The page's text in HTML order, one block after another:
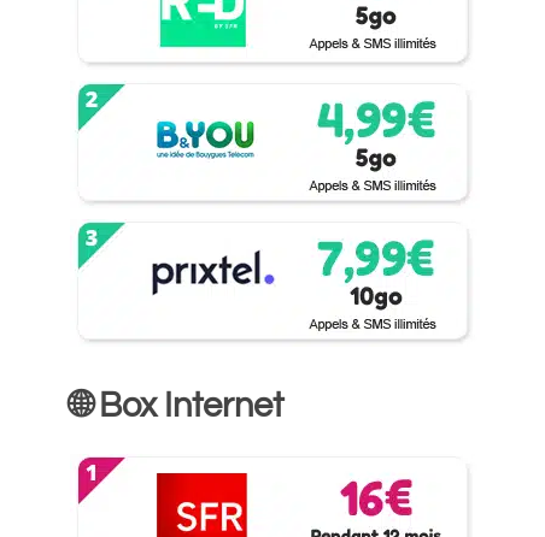
🌐 Box Internet